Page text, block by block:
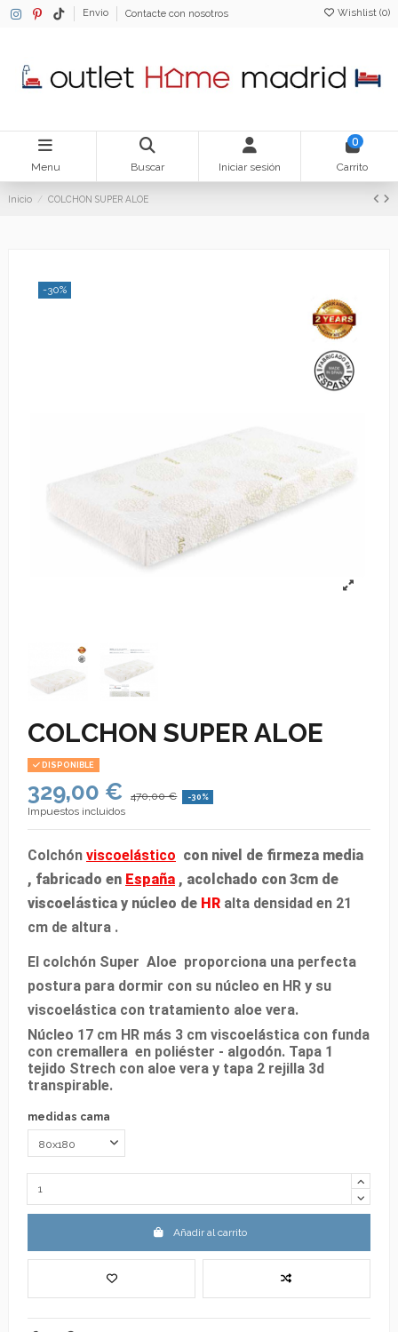
Envio Contacte con nosotros Wishlist (0)
Menu Buscar Iniciar sesión
0
Carrito
Inicio COLCHON SUPER ALOE
-30%
COLCHON SUPER ALOE
DISPONIBLE
329,00 € 470,00 € -30%
Impuestos incluidos
Colchón viscoelástico con nivel de firmeza media
, fabricado en España , acolchado con 3cm de
viscoelástica y núcleo de HR alta densidad en 21
cm de altura .
El colchón Super Aloe proporciona una perfecta
postura para dormir con su núcleo en HR y su
viscoelástica con tratamiento aloe vera.
Núcleo 17 cm HR más 3 cm viscoelástica con funda
con cremallera en poliéster - algodón. Tapa 1
tejido Strech con aloe vera y tapa 2 rejilla 3d
transpirable.
medidas cama
Añadir al carrito